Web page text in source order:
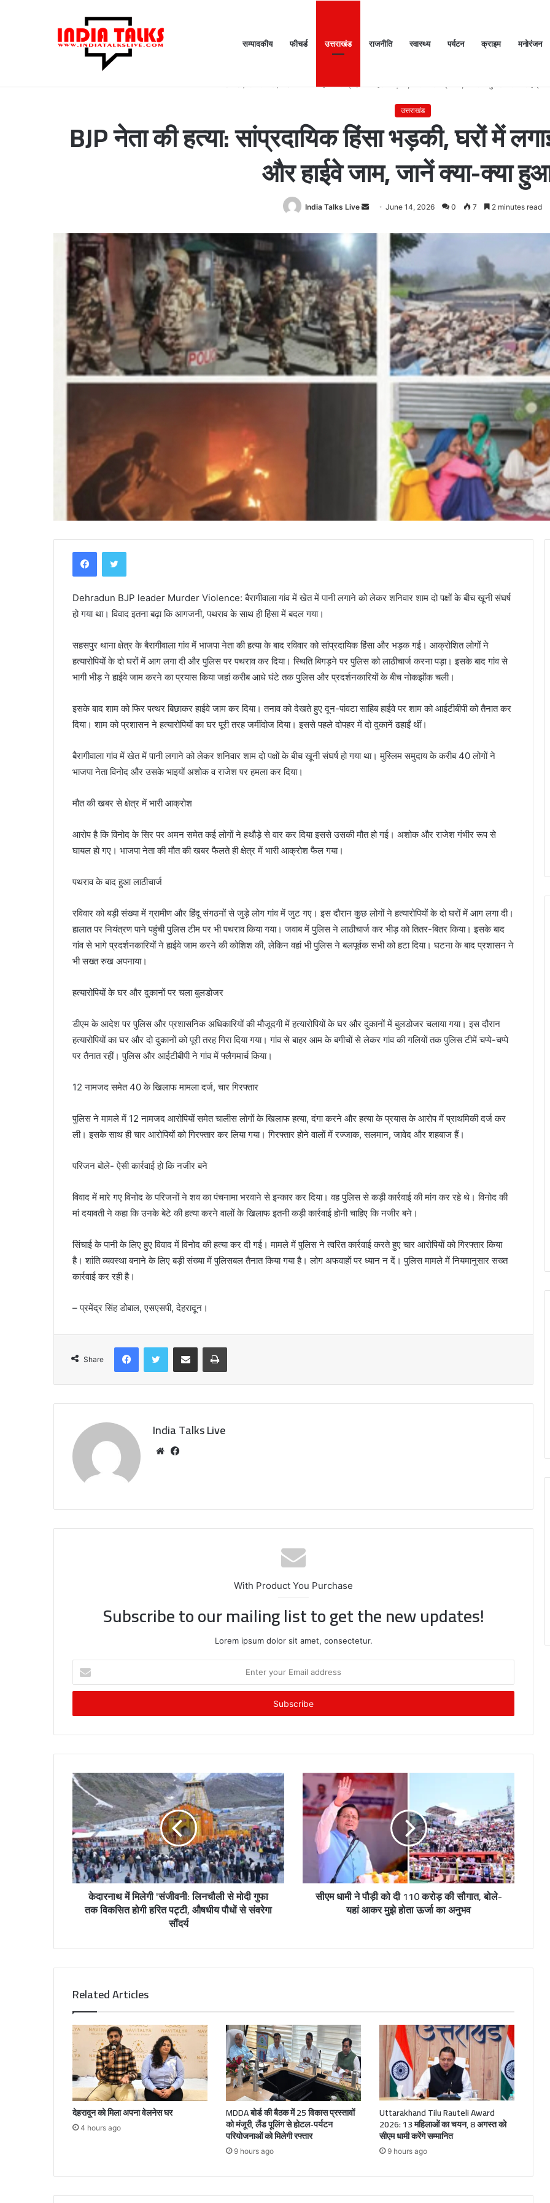
सम्पादकीय फीचर्ड उत्तराखंड राजनीति स्वास्थ्य पर्यटन क्राइम मनोरंजन
Thursday, August 6 2026 MDDA बोर्ड की बैठक में 25 विकास प्रस्तावों को मंजूरी, लैंड पूलिंग से होटल-पर्यटन परियोजनाओं को मिलेगी रफ्तार
उत्तराखंड
BJP नेता की हत्या: सांप्रदायिक हिंसा भड़की, घरों में
और हाईवे जाम, जानें क्या-क्या
India Talks Live
SendJune 14, 2026 0 7 2 minutes read
Dehradun BJP leader Murder Violence: बैरागीवाला गांव में खेत में पानी लगाने को लेकर शनिवार शाम दो पक्षों के बीच खूनी संघर्ष
हो गया था। विवाद इतना बढ़ा कि आगजनी, पथराव के साथ ही हिंसा में बदल गया।
सहसपुर थाना क्षेत्र के बैरागीवाला गांव में भाजपा नेता की हत्या के बाद रविवार को सांप्रदायिक हिंसा और भड़क गई। आक्रोशित लोगों ने
हत्यारोपियों के दो घरों में आग लगा दी और पुलिस पर पथराव कर दिया। स्थिति बिगड़ने पर पुलिस को लाठीचार्ज करना पड़ा। इसके बाद गांव से
भागी भीड़ ने हाईवे जाम करने का प्रयास किया जहां करीब आधे घंटे तक पुलिस और प्रदर्शनकारियों के बीच नोकझोंक चली।
इसके बाद शाम को फिर पत्थर बिछाकर हाईवे जाम कर दिया। तनाव को देखते हुए दून-पांवटा साहिब हाईवे पर शाम को आईटीबीपी को तैनात कर
दिया। शाम को प्रशासन ने हत्यारोपियों का घर पूरी तरह जमींदोज दिया। इससे पहले दोपहर में दो दुकानें ढहाईं थीं।
बैरागीवाला गांव में खेत में पानी लगाने को लेकर शनिवार शाम दो पक्षों के बीच खूनी संघर्ष हो गया था। मुस्लिम समुदाय के करीब 40 लोगों ने
भाजपा नेता विनोद और उसके भाइयों अशोक व राजेश पर हमला कर दिया।
मौत की खबर से क्षेत्र में भारी आक्रोश
आरोप है कि विनोद के सिर पर अमन समेत कई लोगों ने हथौड़े से वार कर दिया इससे उसकी मौत हो गई। अशोक और राजेश गंभीर रूप से
घायल हो गए। भाजपा नेता की मौत की खबर फैलते ही क्षेत्र में भारी आक्रोश फैल गया।
पथराव के बाद हुआ लाठीचार्ज
रविवार को बड़ी संख्या में ग्रामीण और हिंदू संगठनों से जुड़े लोग गांव में जुट गए। इस दौरान कुछ लोगों ने हत्यारोपियों के दो घरों में आग लगा दी।
हालात पर नियंत्रण पाने पहुंची पुलिस टीम पर भी पथराव किया गया। जवाब में पुलिस ने लाठीचार्ज कर भीड़ को तितर-बितर किया। इसके बाद
गांव से भागे प्रदर्शनकारियों ने हाईवे जाम करने की कोशिश की, लेकिन वहां भी पुलिस ने बलपूर्वक सभी को हटा दिया। घटना के बाद प्रशासन ने
भी सख्त रुख अपनाया।
हत्यारोपियों के घर और दुकानों पर चला बुलडोजर
डीएम के आदेश पर पुलिस और प्रशासनिक अधिकारियों की मौजूदगी में हत्यारोपियों के घर और दुकानों में बुलडोजर चलाया गया। इस दौरान
हत्यारोपियों का घर और दो दुकानों को पूरी तरह गिरा दिया गया। गांव से बाहर आम के बगीचों से लेकर गांव की गलियों तक पुलिस टीमें चप्पे-चप्पे
पर तैनात रहीं। पुलिस और आईटीबीपी ने गांव में फ्लैगमार्च किया।
12 नामजद समेत 40 के खिलाफ मामला दर्ज, चार गिरफ्तार
पुलिस ने मामले में 12 नामजद आरोपियों समेत चालीस लोगों के खिलाफ हत्या, दंगा करने और हत्या के प्रयास के आरोप में प्राथमिकी दर्ज कर
ली। इसके साथ ही चार आरोपियों को गिरफ्तार कर लिया गया। गिरफ्तार होने वालों में रज्जाक, सलमान, जावेद और शहबाज हैं।
परिजन बोले- ऐसी कार्रवाई हो कि नजीर बने
विवाद में मारे गए विनोद के परिजनों ने शव का पंचनामा भरवाने से इन्कार कर दिया। वह पुलिस से कड़ी कार्रवाई की मांग कर रहे थे। विनोद की
मां दयावती ने कहा कि उनके बेटे की हत्या करने वालों के खिलाफ इतनी कड़ी कार्रवाई होनी चाहिए कि नजीर बने।
सिंचाई के पानी के लिए हुए विवाद में विनोद की हत्या कर दी गई। मामले में पुलिस ने त्वरित कार्रवाई करते हुए चार आरोपियों को गिरफ्तार किया
है। शांति व्यवस्था बनाने के लिए बड़ी संख्या में पुलिसबल तैनात किया गया है। लोग अफवाहों पर ध्यान न दें। पुलिस मामले में नियमानुसार सख्त
कार्रवाई कर रही है।
– प्रमेंद्र सिंह डोबाल, एसएसपी, देहरादून।
Share
India Talks Live
We
With Product You Purchase
Subscribe to our mailing list to get the new updates!
Lorem ipsum dolor sit amet, consectetur.
t
r
u
E
m
a
i
l
a
d
d
r
केदारनाथ में मिलेगी 'संजीवनी: लिनचौली से मोदी गुफा
तक विकसित होगी हरित पट्टी, औषधीय पौधों से संवरेगा
सौंदर्य
सीएम धामी ने पौड़ी को दी 110 करोड़ की सौगात, बोले-
यहां आकर मुझे होता ऊर्जा का अनुभव
Related Articles
देहरादून को मिला अपना वेलनेस घर
4 hours ago
MDDA बोर्ड की बैठक में 25 विकास प्रस्तावों
को मंजूरी, लैंड पूलिंग से होटल-पर्यटन
परियोजनाओं को मिलेगी रफ्तार
9 hours ago
Uttarakhand Tilu Rauteli Award
2026: 13 महिलाओं का चयन, 8 अगस्त को
सीएम धामी करेंगे सम्मानित
9 hours ago